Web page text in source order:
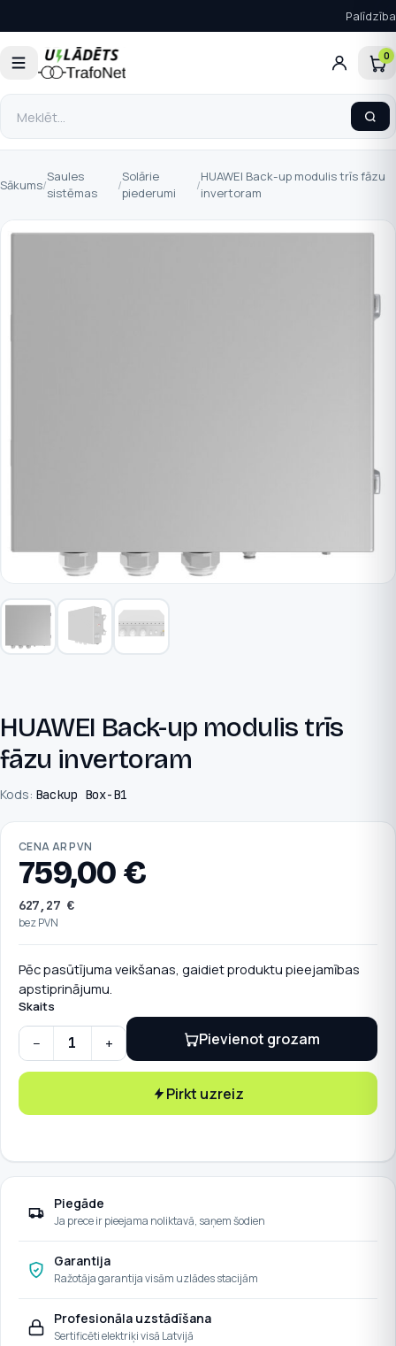
Palīdzība
0
Sākums/
Saules
sistēmas
/
Solārie
piederumi
/
HUAWEI Back-up modulis trīs fāzu
invertoram
HUAWEI Back-up modulis trīs
fāzu invertoram
Kods: Backup Box-B1
CENA AR PVN
759,00 €
627,27 €
bez PVN
Pēc pasūtījuma veikšanas, gaidiet produktu pieejamības
apstiprinājumu.
Skaits
HUAWEI Back-up modulis trīs fāzu invertoram quantity
− + Pievienot grozam
Pirkt uzreiz
Piegāde
Ja prece ir pieejama noliktavā, saņem šodien
Garantija
Ražotāja garantija visām uzlādes stacijām
Profesionāla uzstādīšana
Sertificēti elektriķi visā Latvijā